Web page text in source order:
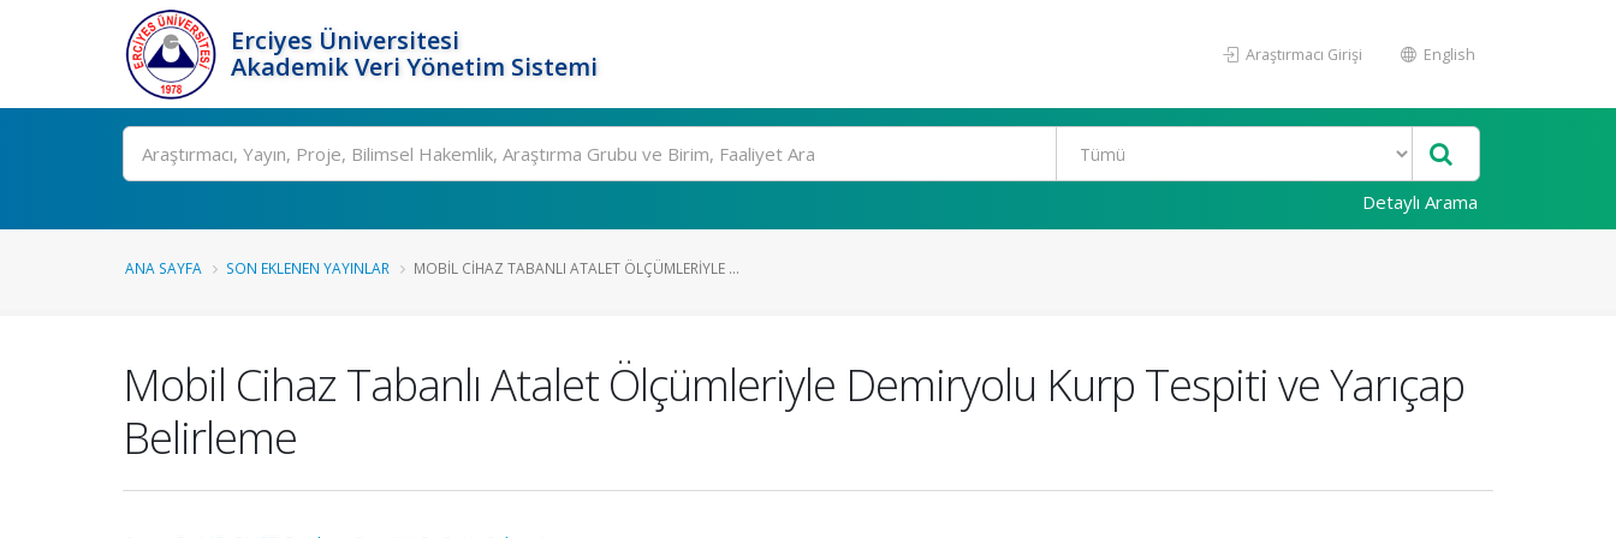
Erciyes Üniversitesi
Akademik Veri Yönetim Sistemi
Araştırmacı Girişi English
Ara
Detaylı Arama
ANA SAYFA SON EKLENEN YAYINLAR MOBIL CIHAZ TABANLI ATALET ÖLÇÜMLERIYLE ...
Mobil Cihaz Tabanlı Atalet Ölçümleriyle Demiryolu Kurp Tespiti ve Yarıçap
Belirleme